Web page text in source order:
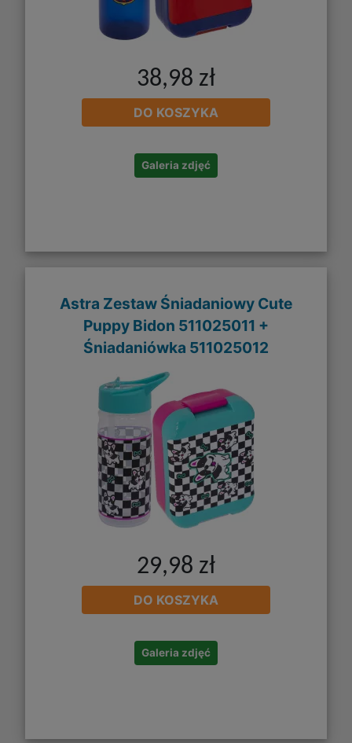
38,98 zł
DO KOSZYKA
Galeria zdjęć
Astra Zestaw Śniadaniowy Cute
Puppy Bidon 511025011 +
Śniadaniówka 511025012
29,98 zł
DO KOSZYKA
Galeria zdjęć